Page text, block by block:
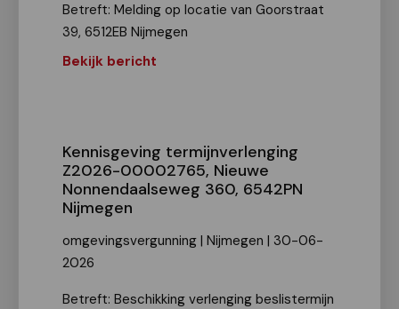
Betreft: Melding op locatie van Goorstraat
39, 6512EB Nijmegen
Bekijk bericht
Kennisgeving termijnverlenging
Z2026-00002765, Nieuwe
Nonnendaalseweg 360, 6542PN
Nijmegen
omgevingsvergunning | Nijmegen | 30-06-
2026
Betreft: Beschikking verlenging beslistermijn